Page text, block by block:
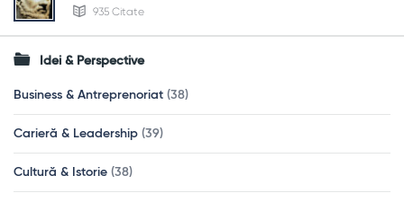
935 Citate
Idei & Perspective
Business & Antreprenoriat (38)
Carieră & Leadership (39)
Cultură & Istorie (38)